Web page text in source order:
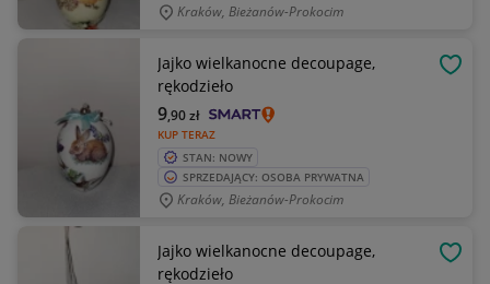
Kraków, Bieżanów-Prokocim
Jajko wielkanocne decoupage,
rękodzieło
KUP TERAZ
9,90zł
STAN: NOWY
SPRZEDAJĄCY: OSOBA PRYWATNA
Kraków, Bieżanów-Prokocim
Jajko wielkanocne decoupage,
rękodzieło